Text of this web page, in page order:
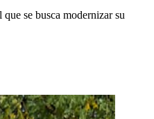
se busca modernizar su